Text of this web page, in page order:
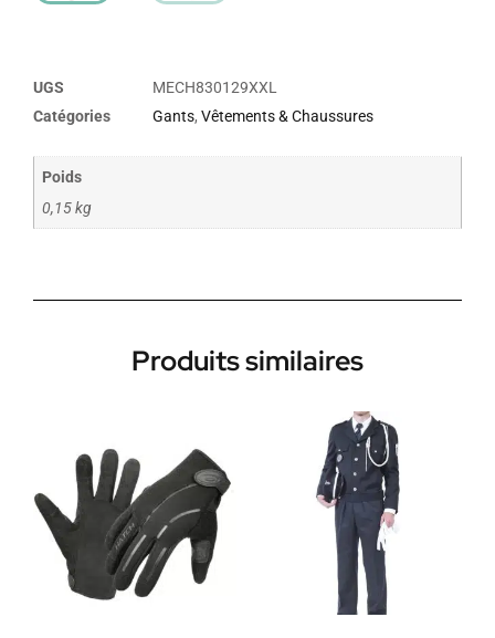
UGS
MECH830129XXL
Catégories
Gants, Vêtements & Chaussures
Poids
0,15 kg
Produits similaires